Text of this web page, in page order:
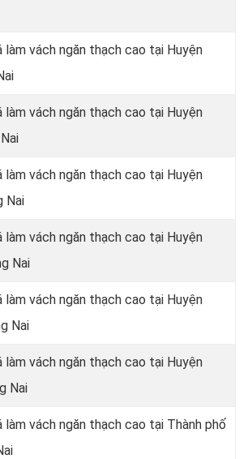
vách ngăn thạch cao tại Huyện
vách ngăn thạch cao tại Huyện
vách ngăn thạch cao tại Huyện
Nai
vách ngăn thạch cao tại Huyện
Nai
vách ngăn thạch cao tại Huyện
Nai
vách ngăn thạch cao tại Huyện
Nai
làm vách ngăn thạch cao tại Thành phố